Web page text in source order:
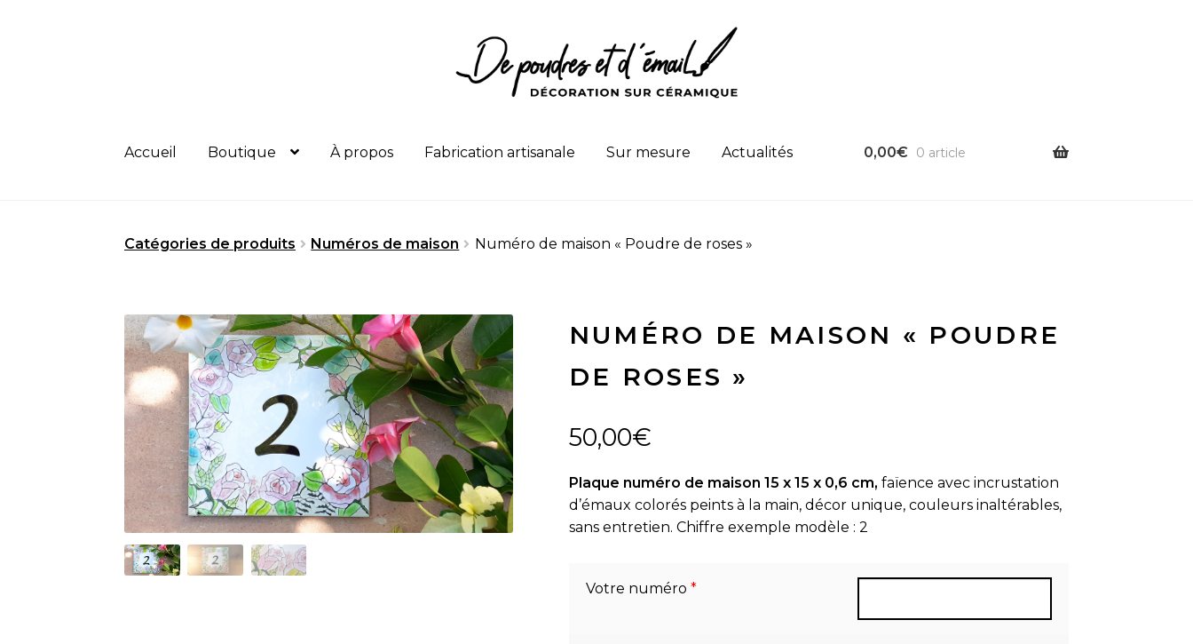
Accueil Boutique À propos Fabrication artisanale Sur mesure Actualités 0,00€ 0 article
Catégories de produits Numéros de maison Numéro de maison « Poudre de roses »
NUMÉRO DE MAISON « POUDRE
DE ROSES »
50,00€
Plaque numéro de maison 15 x 15 x 0,6 cm, faïence avec incrustation
d’émaux colorés peints à la main, décor unique, couleurs inaltérables,
sans entretien. Chiffre exemple modèle : 2
Votre numéro *